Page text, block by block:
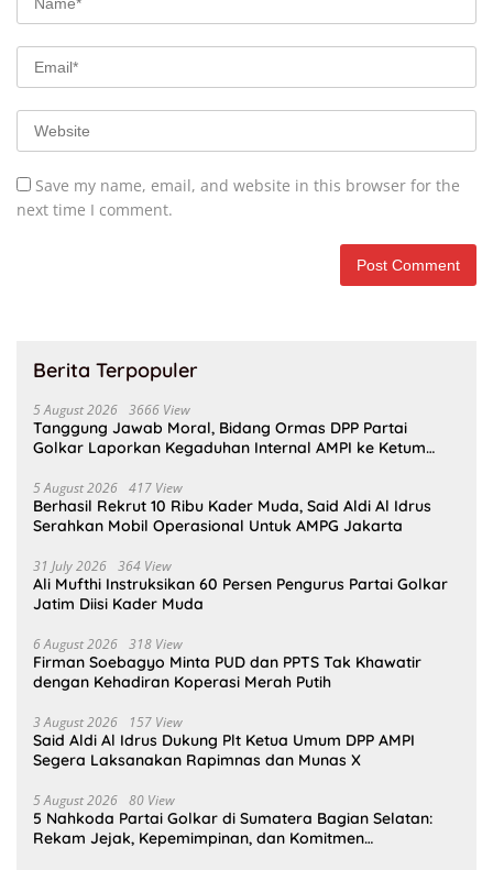
Save my name, email, and website in this browser for the
next time I comment.
Berita Terpopuler
5 August 2026 3666 View
Tanggung Jawab Moral, Bidang Ormas DPP Partai
Golkar Laporkan Kegaduhan Internal AMPI ke Ketum
5 August 2026 417 View
Berhasil Rekrut 10 Ribu Kader Muda, Said Aldi Al Idrus
Serahkan Mobil Operasional Untuk AMPG Jakarta
31 July 2026 364 View
Ali Mufthi Instruksikan 60 Persen Pengurus Partai Golkar
Jatim Diisi Kader Muda
6 August 2026 318 View
Firman Soebagyo Minta PUD dan PPTS Tak Khawatir
dengan Kehadiran Koperasi Merah Putih
3 August 2026 157 View
Said Aldi Al Idrus Dukung Plt Ketua Umum DPP AMPI
Segera Laksanakan Rapimnas dan Munas X
5 August 2026 80 View
5 Nahkoda Partai Golkar di Sumatera Bagian Selatan:
Rekam Jejak, Kepemimpinan, dan Komitmen